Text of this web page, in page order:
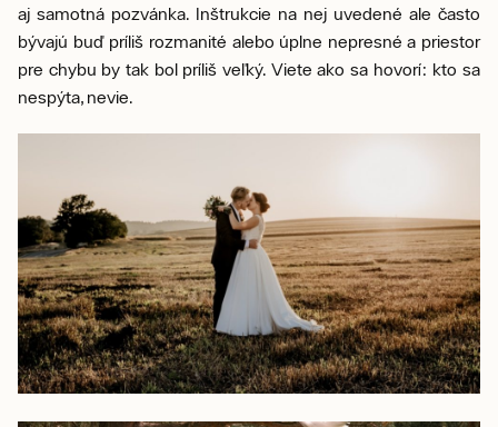
aj samotná pozvánka. Inštrukcie na nej uvedené ale často
bývajú buď príliš rozmanité alebo úplne nepresné a priestor
pre chybu by tak bol príliš veľký. Viete ako sa hovorí: kto sa
nespýta, nevie.